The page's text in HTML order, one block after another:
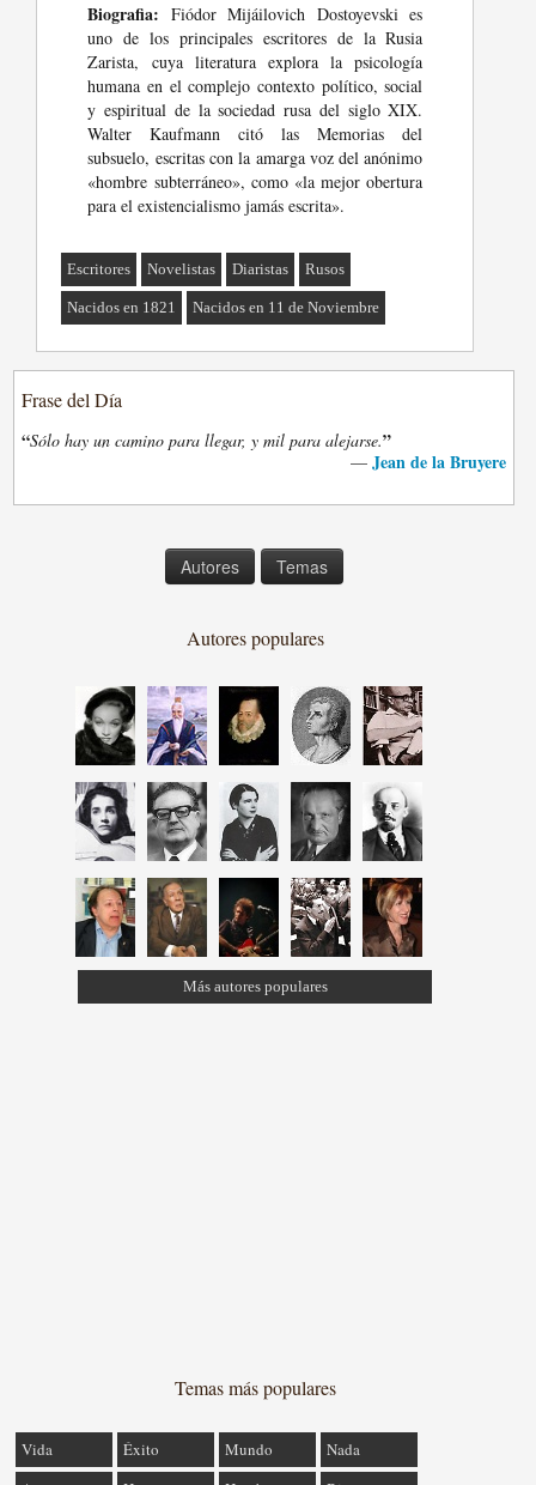
Biografia: Fiódor Mijáilovich Dostoyevski es
uno de los principales escritores de la Rusia
Zarista, cuya literatura explora la psicología
humana en el complejo contexto político, social
y espiritual de la sociedad rusa del siglo XIX.
Walter Kaufmann citó las Memorias del
subsuelo, escritas con la amarga voz del anónimo
«hombre subterráneo», como «la mejor obertura
para el existencialismo jamás escrita».
Escritores Novelistas Diaristas Rusos
Nacidos en 1821 Nacidos en 11 de Noviembre
Frase del Día
“Sólo hay un camino para llegar, y mil para alejarse.”
— Jean de la Bruyere
Autores Temas
Autores populares
Más autores populares
Temas más populares
Vida Éxito Mundo
Nada